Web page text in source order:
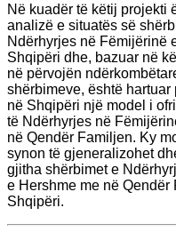
Në kuadër të këtij projekti
analizë e situatës së
Ndërhyrjes në Fëmijërinë
Shqipëri dhe, bazuar në
në përvojën
shërbimeve, është hartuar
në Shqipëri një model i
të Ndërhyrjes në
në Qendër Familjen. Ky
synon të gjeneralizohet
gjitha shërbimet e
e Hershme me në Qendër
Shqipëri.